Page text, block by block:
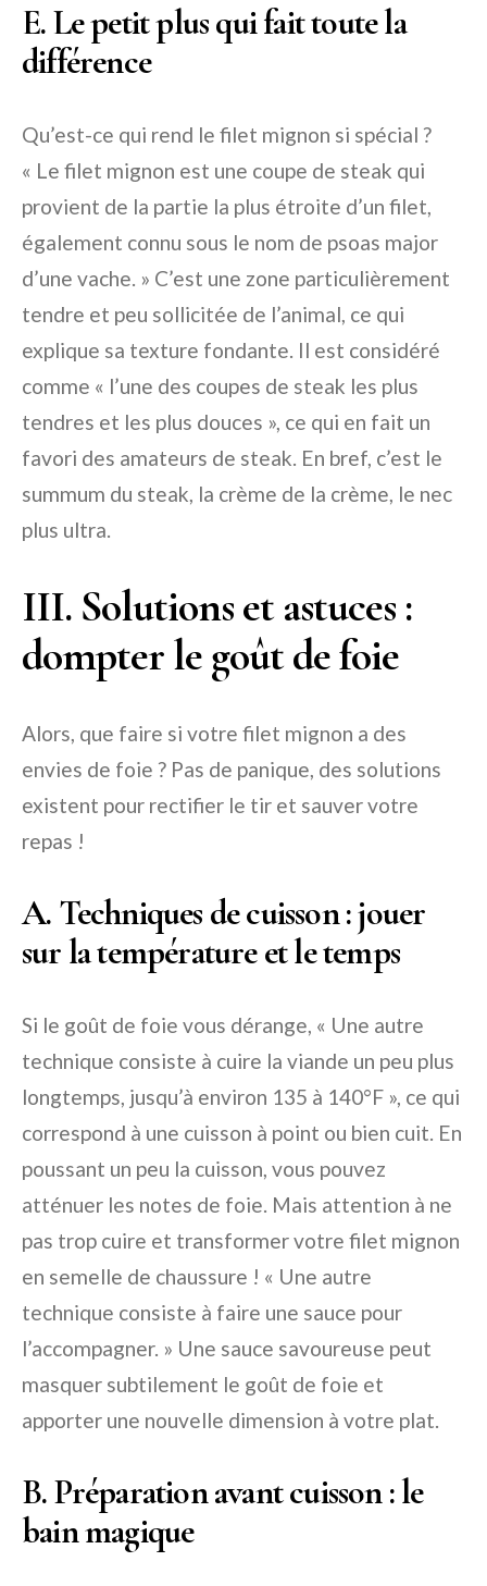
E. Le petit plus qui fait toute la
différence
Qu’est-ce qui rend le filet mignon si spécial ?
« Le filet mignon est une coupe de steak qui
provient de la partie la plus étroite d’un filet,
également connu sous le nom de psoas major
d’une vache. » C’est une zone particulièrement
tendre et peu sollicitée de l’animal, ce qui
explique sa texture fondante. Il est considéré
comme « l’une des coupes de steak les plus
tendres et les plus douces », ce qui en fait un
favori des amateurs de steak. En bref, c’est le
summum du steak, la crème de la crème, le nec
plus ultra.
III. Solutions et astuces :
dompter le goût de foie
Alors, que faire si votre filet mignon a des
envies de foie ? Pas de panique, des solutions
existent pour rectifier le tir et sauver votre
repas !
A. Techniques de cuisson : jouer
sur la température et le temps
Si le goût de foie vous dérange, « Une autre
technique consiste à cuire la viande un peu plus
longtemps, jusqu’à environ 135 à 140°F », ce qui
correspond à une cuisson à point ou bien cuit. En
poussant un peu la cuisson, vous pouvez
atténuer les notes de foie. Mais attention à ne
pas trop cuire et transformer votre filet mignon
en semelle de chaussure ! « Une autre
technique consiste à faire une sauce pour
l’accompagner. » Une sauce savoureuse peut
masquer subtilement le goût de foie et
apporter une nouvelle dimension à votre plat.
B. Préparation avant cuisson : le
bain magique